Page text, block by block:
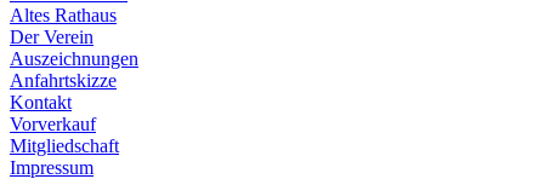
Altes Rathaus
Der Verein
Auszeichnungen
Anfahrtskizze
Kontakt
Vorverkauf
Mitgliedschaft
Impressum